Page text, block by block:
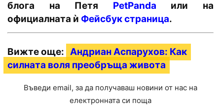
блога на Петя
PetPanda
или на
официалната ѝ Фейсбук страница.
Вижте още:
Андриан Аспарухов: Как
силната воля преобръща живота
Въведи email, за да получаваш новини от нас на
електронната си поща